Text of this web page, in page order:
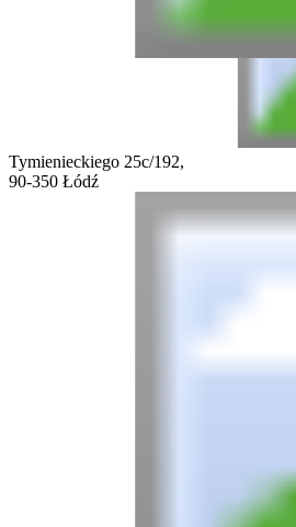
Tymienieckiego 25c/192,
90-350 Łódź